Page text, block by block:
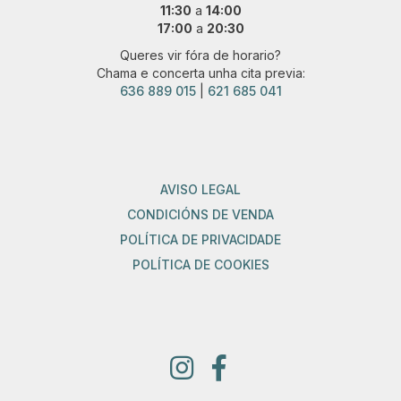
11:30 a 14:00
17:00 a 20:30
Queres vir fóra de horario?
Chama e concerta unha cita previa:
636 889 015| 621 685 041
AVISO LEGAL
CONDICIÓNS DE VENDA
POLÍTICA DE PRIVACIDADE
POLÍTICA DE COOKIES